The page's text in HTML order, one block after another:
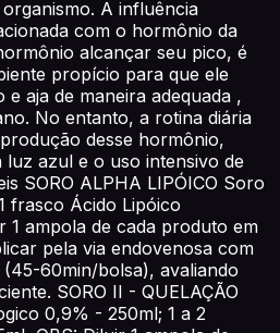
A influência
com o hormônio da
alcançar seu pico, é
propício para que ele
aja de maneira adequada ,
No entanto, a rotina diária
desse hormônio,
azul e o uso intensivo de
SORO ALPHA LIPÓICO Soro
frasco Ácido Lipóico
1 ampola de cada produto em
pela via endovenosa com
60min/bolsa), avaliando
SORO II - QUELAÇÃO
0,9% - 250ml; 1 a 2